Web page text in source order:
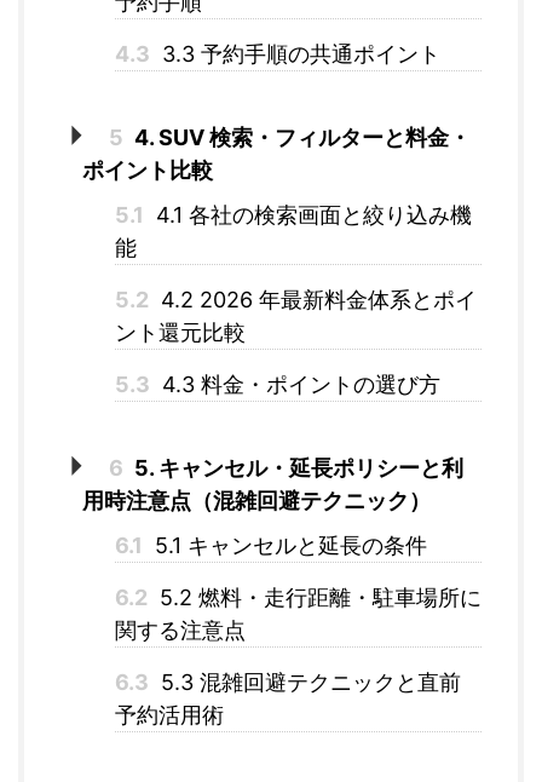
4.3 3.3 予約手順の共通ポイント
5 4. SUV 検索・フィルターと料金・
ポイント比較
5.1
4.1 各社の検索画面と絞り込み機
能
5.2 4.2 2026 年最新料金体系とポイ
ント還元比較
5.3 4.3 料金・ポイントの選び方
6 5. キャンセル・延長ポリシーと利
用時注意点（混雑回避テクニック）
6.1
5.1 キャンセルと延長の条件
6.2 5.2 燃料・走行距離・駐車場所に
関する注意点
6.3 5.3 混雑回避テクニックと直前
予約活用術